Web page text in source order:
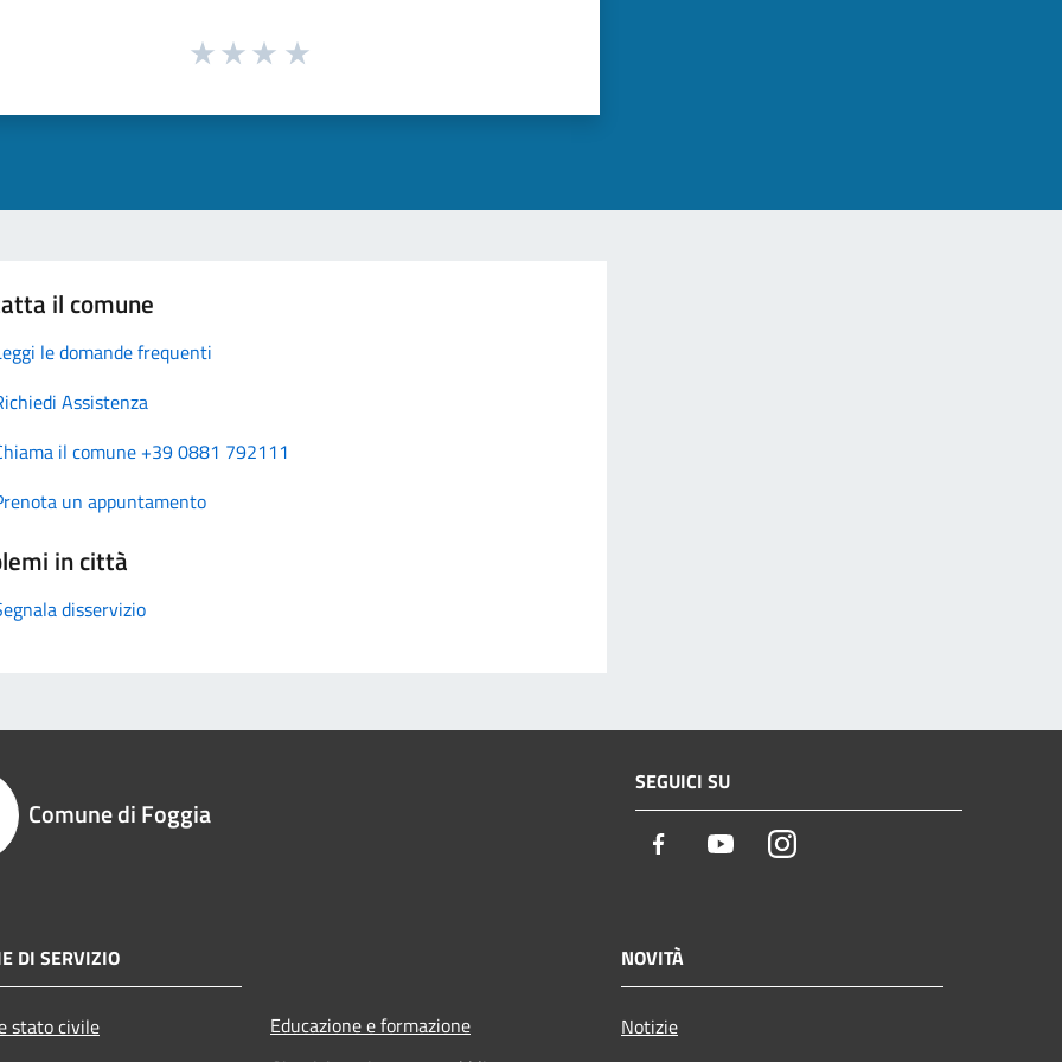
il comune
le domande frequenti
Assistenza
il comune +39 0881 792111
un appuntamento
in città
disservizio
Comune di Foggia
SEGUICI SU
Facebook YoutubeInstagram
DI SERVIZIO
stato civile
Educazione e formazione
NOVITÀ
Notizie